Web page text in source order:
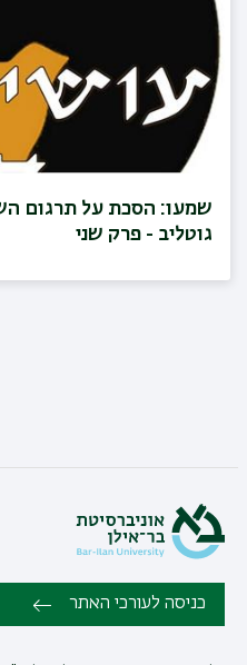
שמעו: הסכת על תרגום
גוטליב - פרק שני
כניסה לעורכי האתר